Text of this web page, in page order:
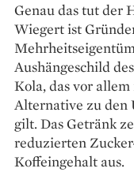
Genau das tut der
Wiegert ist
Aushängeschild
Kola, das vor
Alternative zu den
gilt. Das Getränk
reduzierten
Koffeingehalt aus.